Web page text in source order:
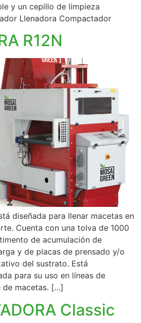
y un cepillo de limpieza
Llenadora Compactador
R12N
diseñada para llenar macetas en
Cuenta con una tolva de 1000
de acumulación de
y de placas de prensado y/o
del sustrato. Está
para su uso en líneas de
de macetas. […]
Classic